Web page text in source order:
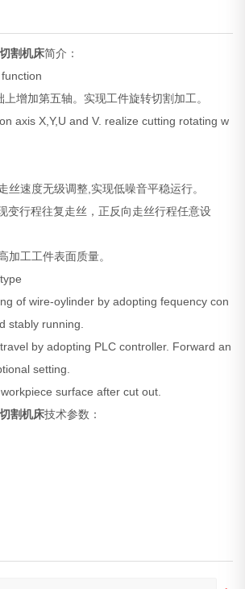
割机床简介：
增加第五轴。实现工件旋转切割加工。
axis X,Y,U and V. realize cutting rotating w
丝速度无级调整,实现低噪音平稳运行。
变行程往复走丝，正反向走丝行程任意设
加工工件表面质量。
of wire-oylinder by adopting fequency con
stably running.
by adopting PLC controller. Forward an
setting.
surface after cut out.
割机床技术参数：